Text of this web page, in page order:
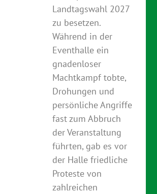
Landtagswahl 2027
zu besetzen.
Während in der
Eventhalle ein
gnadenloser
Machtkampf tobte,
Drohungen und
persönliche Angriffe
fast zum Abbruch
der Veranstaltung
führten, gab es vor
der Halle friedliche
Proteste von
zahlreichen